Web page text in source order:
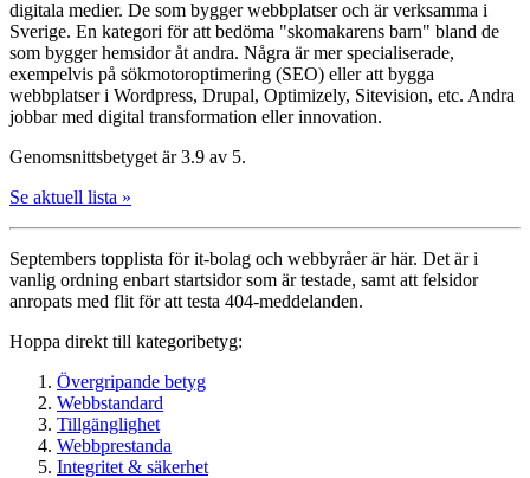
digitala medier. De som bygger webbplatser och är verksamma i
Sverige. En kategori för att bedöma "skomakarens barn" bland de
som bygger hemsidor åt andra. Några är mer specialiserade,
exempelvis på sökmotoroptimering (SEO) eller att bygga
webbplatser i Wordpress, Drupal, Optimizely, Sitevision, etc. Andra
jobbar med digital transformation eller innovation.
Genomsnittsbetyget är 3.9 av 5.
Se aktuell lista »
Septembers topplista för it-bolag och webbyråer är här. Det är i
vanlig ordning enbart startsidor som är testade, samt att felsidor
anropats med flit för att testa 404-meddelanden.
Hoppa direkt till kategoribetyg:
Övergripande betyg
Webbstandard
Tillgänglighet
Webbprestanda
Integritet & säkerhet